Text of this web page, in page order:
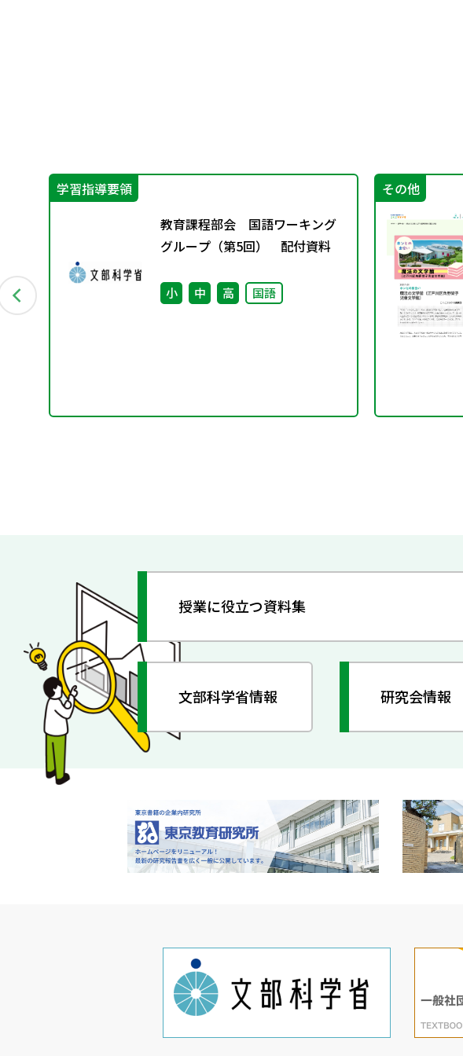
学習指導要領
教育課程部会 国語ワーキング
グループ（第5回） 配付資料
小 中 高 国語
その他
授業に役立つ資料集
文部科学省情報 研究会情報